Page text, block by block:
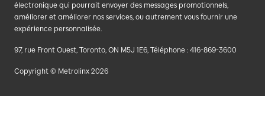
électronique qui pourrait envoyer des messages promotionnels,
améliorer et améliorer nos services, ou autrement vous fournir une
expérience personnalisée.
97, rue Front Ouest, Toronto, ON M5J 1E6, Téléphone : 416-869-3600
Copyright © Metrolinx 2026